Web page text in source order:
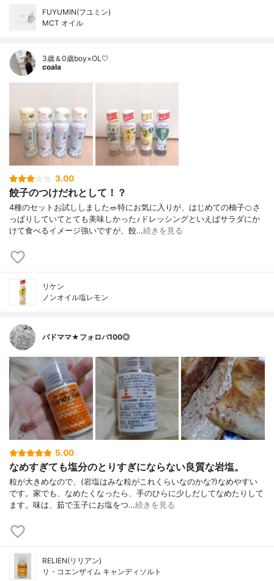
FUYUMIN(フユミン)
MCT オイル
3歳＆0歳boy×OL🤍
coala
3.00
餃子のつけだれとして！？
4種のセットお試ししました🥗特にお気に入りが、はじめての柚子🍊さ
っぱりしていてとても美味しかった♪ドレッシングといえばサラダにか
けて食べるイメージ強いですが、餃…続きを見る
リケン
ノンオイル塩レモン
バドママ★フォロバ100◎
5.00
なめすぎても塩分のとりすぎにならない良質な岩塩。
粒が大きめなので、(岩塩はみな粒がこれくらいなのかな?)なめやすい
です。家でも、なめたくなったら、手のひらに少しだしてなめたりして
ます。味は、茹で玉子にお塩をつ…続きを見る
RELIEN(リリアン)
リ・コエンザイム キャンディソルト